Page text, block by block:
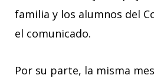
familia y los alumnos del
el comunicado.
Por su parte, la misma